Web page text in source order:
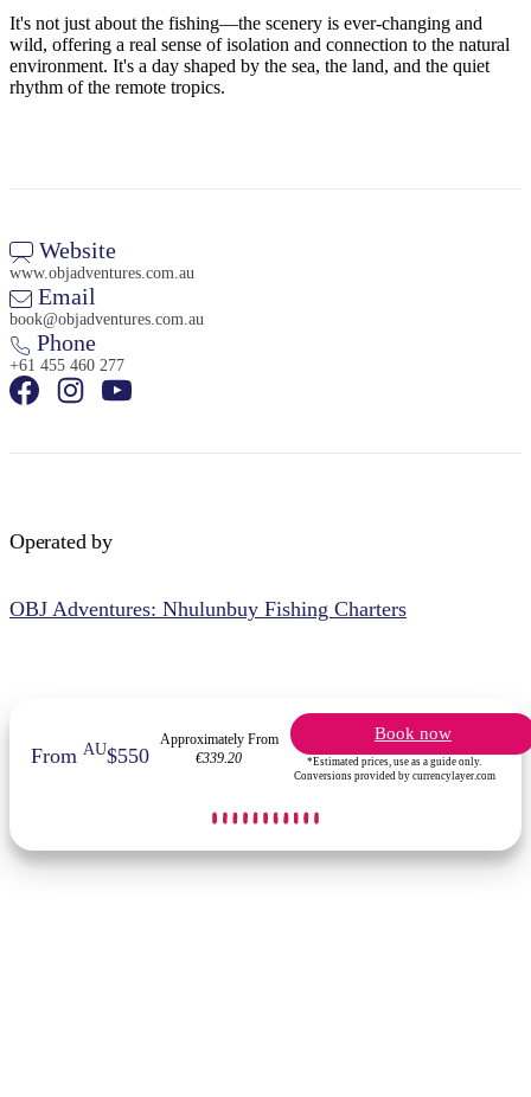
Cerca:
It's not just about the fishing—the scenery is ever-changing and
wild, offering a real sense of isolation and connection to the natural
environment. It's a day shaped by the sea, the land, and the quiet
rhythm of the remote tropics.
Website
www.objadventures.com.au
Email
book@objadventures.com.au
Phone
+61 455 460 277
Operated by
OBJ Adventures: Nhulunbuy Fishing Charters
FromAU$550
Approximately From
€339.20
Book now
*Estimated prices, use as a guide only.
Conversions provided by currencylayer.com